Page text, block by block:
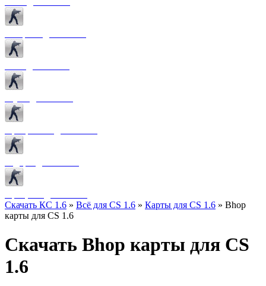
Скачать КС 1.6 » Всё для CS 1.6 » Карты для CS 1.6 » Bhop
карты для CS 1.6
Скачать Bhop карты для CS
1.6